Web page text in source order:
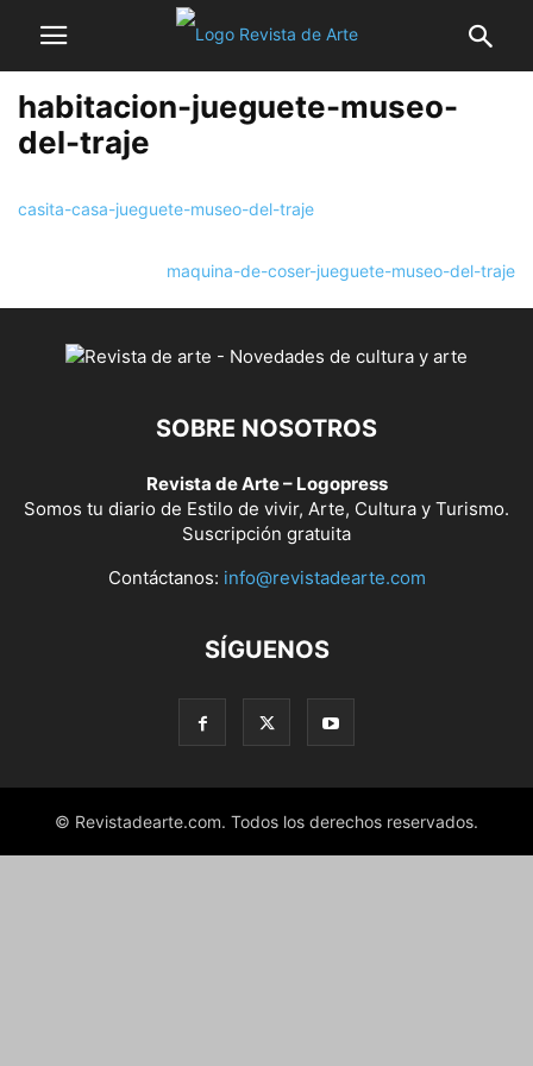
habitacion-jueguete-museo-
del-traje
casita-casa-jueguete-museo-del-traje
maquina-de-coser-jueguete-museo-del-traje
SOBRE NOSOTROS
Revista de Arte – Logopress
Somos tu diario de Estilo de vivir, Arte, Cultura y Turismo.
Suscripción gratuita
Contáctanos: info@revistadearte.com
SÍGUENOS
© Revistadearte.com. Todos los derechos reservados.